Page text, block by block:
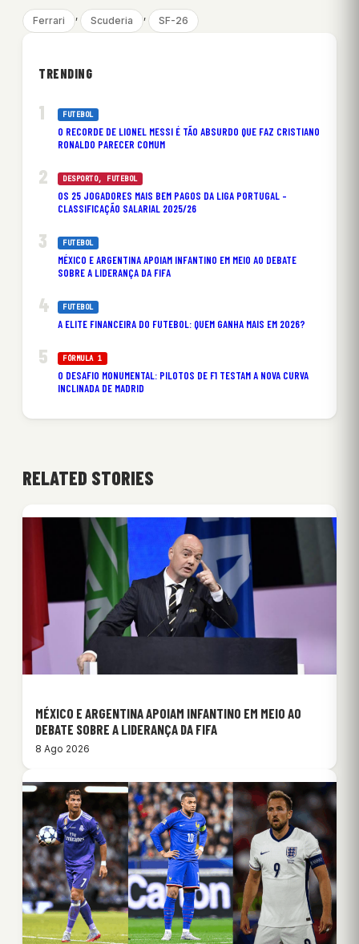
Ferrari , Scuderia , SF-26
TRENDING
FUTEBOL
O RECORDE DE LIONEL MESSI É TÃO ABSURDO QUE FAZ CRISTIANO
RONALDO PARECER COMUM
DESPORTO, FUTEBOL
OS 25 JOGADORES MAIS BEM PAGOS DA LIGA PORTUGAL –
CLASSIFICAÇÃO SALARIAL 2025/26
FUTEBOL
MÉXICO E ARGENTINA APOIAM INFANTINO EM MEIO AO DEBATE
SOBRE A LIDERANÇA DA FIFA
FUTEBOL
A ELITE FINANCEIRA DO FUTEBOL: QUEM GANHA MAIS EM 2026?
FÓRMULA 1
O DESAFIO MONUMENTAL: PILOTOS DE F1 TESTAM A NOVA CURVA
INCLINADA DE MADRID
RELATED STORIES
MÉXICO E ARGENTINA APOIAM INFANTINO EM MEIO AO
DEBATE SOBRE A LIDERANÇA DA FIFA
8 Ago 2026